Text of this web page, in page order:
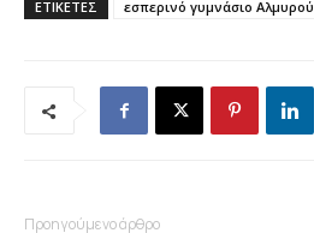
ΕΤΙΚΕΤΕΣ εσπερινό γυμνάσιο Αλμυρού
Προηγούμενο άρθρο